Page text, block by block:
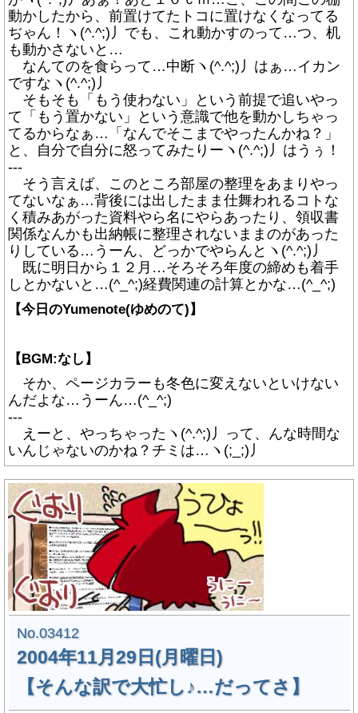
動かしたから、前置けてたトコに置けなくなってる
ぢゃん！ヽ(^.^;)丿でも、これ動かすのって…つ、机
も動かさないと…
なんてのを食らって…中断ヽ(^.^;)丿はぁ…イカン
ですなヽ(^.^;)丿
そもそも「もう使わない」という前提で追いやっ
て「もう置かない」という意識で他を動かしちゃっ
てるからなぁ…「なんでそこまでやったんかね？」
と、自分で自分に怒ってみたりーヽ(^.^;)丿はうぅ！
---
そう言えば、このところ部屋の整理をあまりやっ
てないなぁ…背後には出したまま仕舞われるコトな
く積みあがった資料やら名にやらあったり、領収書
関係なんかも出納帳に整理されないままのがあった
りしている…うーん、どっかでやらんとヽ(^.^;)丿
既に明日から１２月…そろそろ年度の締めも着手
しとかないと…(^_^;)経費関連の計算とかな…(^_^;)
【今日のYumenote(ゆめのて)】
【BGM:なし】
そか、ページカラーも冬色に変えないといけない
んだよな…うーん…(^_^;)
---
えーと、やっちゃったヽ(^.^;)丿って、んな時間な
いんじゃないのかね？チミは…ヽ(;_;)丿
No.03412
2004年11月29日(月曜日)
【そんな訳で大忙し♪…だってさ】